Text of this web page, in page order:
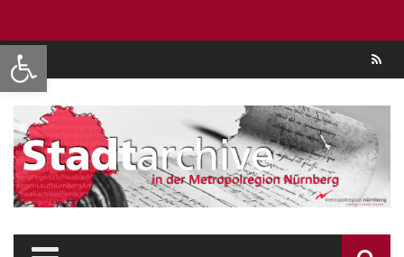
Werkzeugleiste öffnen